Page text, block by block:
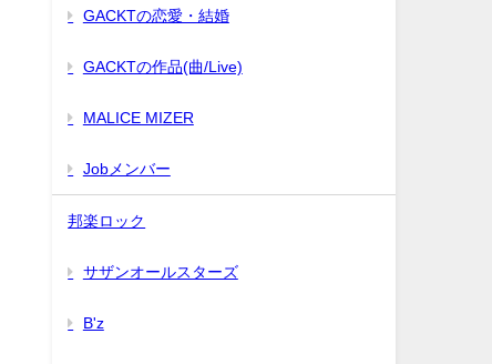
GACKTの恋愛・結婚
GACKTの作品(曲/Live)
MALICE MIZER
Jobメンバー
邦楽ロック
サザンオールスターズ
B'z